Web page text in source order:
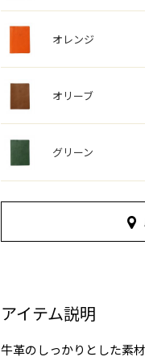
オレンジ
オリーブ
グリーン
アイテム説明
牛革のしっかりとした素